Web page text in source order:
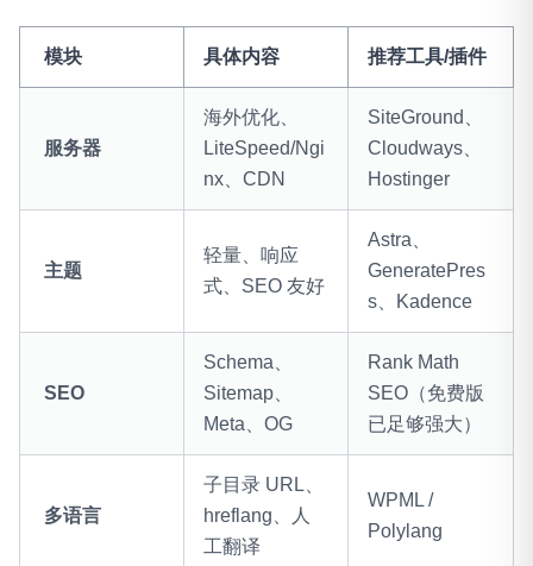
模块 具体内容 推荐工具/插件
服务器
海外优化、
LiteSpeed/Ngi
nx、CDN
SiteGround、
Cloudways、
Hostinger
主题
轻量、响应
式、SEO 友好
Astra、
GeneratePres
s、Kadence
SEO
Schema、
Sitemap、
Meta、OG
Rank Math
SEO（免费版
已足够强大）
多语言
子目录 URL、
hreflang、人
工翻译
WPML /
Polylang